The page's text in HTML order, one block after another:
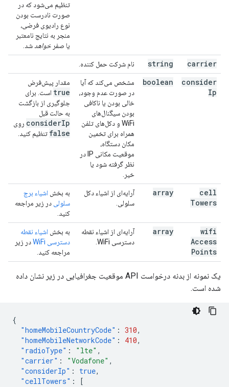
تنظیم می‌شود که در
صورت نادرست بودن
نوع رادیوی فرضی،
منجر به نتایج نامعتبر
یا صفر خواهد شد.
carrier
string نام شرکت حمل کننده.
consider
Ip
boolean
مشخص می‌کند که آیا
در صورت عدم وجود،
خالی بودن یا ناکافی
بودن سیگنال‌های
WiFi و دکل‌های تلفن
همراه برای تخمین
مکان دستگاه،
موقعیت مکانی IP در
نظر گرفته شود یا
خیر.
مقدار پیش‌فرض
true است. برای
جلوگیری از بازگشت
به حالت قبل
considerIp روی
false تنظیم کنید.
cell
Towers
array
آرایه‌ای از اشیاء دکل
سلولی.
به بخش اشیاء برج
سلولی در زیر مراجعه
کنید.
wifi
Access
Points
array
آرایه‌ای از اشیاء نقطه
دسترسی WiFi.
به بخش اشیاء نقطه
دسترسی WiFi
در زیر
مراجعه کنید.
یک نمونه از بدنه درخواست API موقعیت جغرافیایی در زیر نشان داده
شده است.
{
"homeMobileCountryCode" : 310,
"homeMobileNetworkCode" : 410,
"radioType" : "lte" ,
"carrier" : "Vodafone" ,
"considerIp" : true,
"cellTowers" :
[